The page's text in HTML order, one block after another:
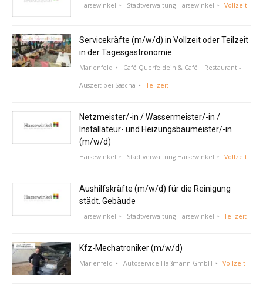
Harsewinkel Stadtverwaltung Harsewinkel Vollzeit
Servicekräfte (m/w/d) in Vollzeit oder Teilzeit
in der Tagesgastronomie
Marienfeld Café Querfeldein & Café | Restaurant -
Auszeit bei Sascha Teilzeit
Netzmeister/-in / Wassermeister/-in /
Installateur- und Heizungsbaumeister/-in
(m/w/d)
Harsewinkel Stadtverwaltung Harsewinkel Vollzeit
Aushilfskräfte (m/w/d) für die Reinigung
städt. Gebäude
Harsewinkel Stadtverwaltung Harsewinkel Teilzeit
Kfz-Mechatroniker (m/w/d)
Marienfeld Autoservice Haßmann GmbH Vollzeit